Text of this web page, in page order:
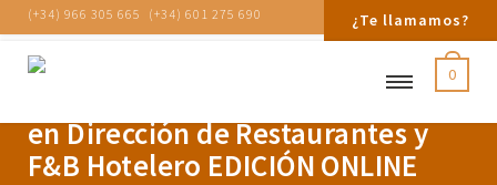
(+34) 966 305 665 (+34) 601 275 690 ¿Te llamamos?
0
Empresas formadas en el Máster
en Dirección de Restaurantes y
F&B Hotelero EDICIÓN ONLINE